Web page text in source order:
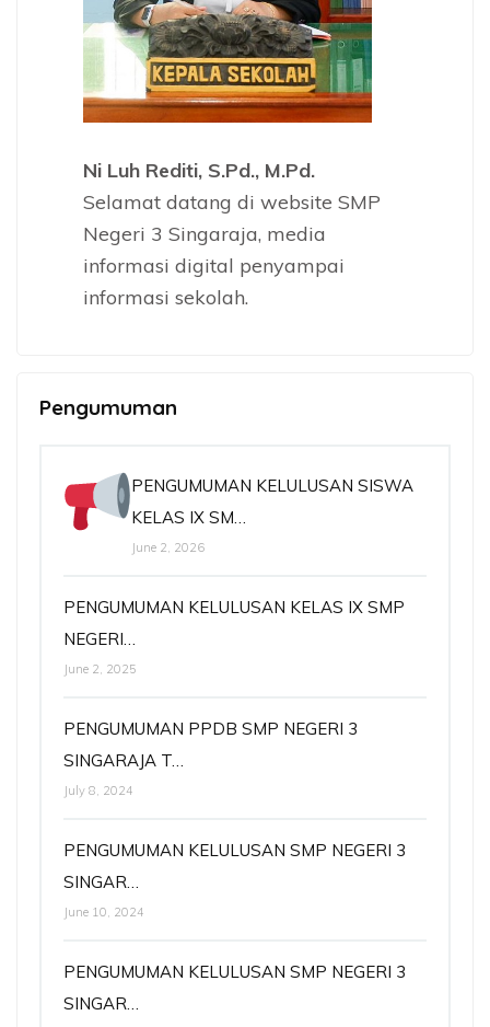
Ni Luh Rediti, S.Pd., M.Pd.
Selamat datang di website SMP
Negeri 3 Singaraja, media
informasi digital penyampai
informasi sekolah.
Pengumuman
PENGUMUMAN KELULUSAN SISWA
KELAS IX SM…
June 2, 2026
PENGUMUMAN KELULUSAN KELAS IX SMP
NEGERI…
June 2, 2025
PENGUMUMAN PPDB SMP NEGERI 3
SINGARAJA T…
July 8, 2024
PENGUMUMAN KELULUSAN SMP NEGERI 3
SINGAR…
June 10, 2024
PENGUMUMAN KELULUSAN SMP NEGERI 3
SINGAR…